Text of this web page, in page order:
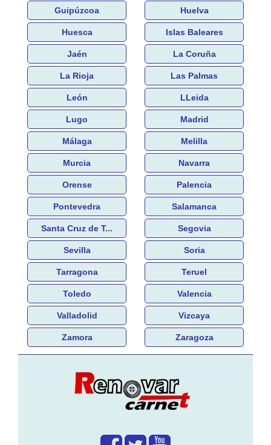
Guipúzcoa Huelva
Huesca Islas Baleares
Jaén La Coruña
La Rioja Las Palmas
León LLeida
Lugo Madrid
Málaga Melilla
Murcia Navarra
Orense Palencia
Pontevedra Salamanca
Santa Cruz de T... Segovia
Sevilla Soria
Tarragona Teruel
Toledo Valencia
Valladolid Vizcaya
Zamora Zaragoza